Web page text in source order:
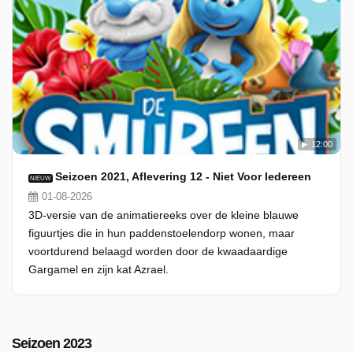
12:00
NIEUW Seizoen 2021, Aflevering 12 - Niet Voor Iedereen
01-08-2026
3D-versie van de animatiereeks over de kleine blauwe
figuurtjes die in hun paddenstoelendorp wonen, maar
voortdurend belaagd worden door de kwaadaardige
Gargamel en zijn kat Azrael.
Seizoen 2023